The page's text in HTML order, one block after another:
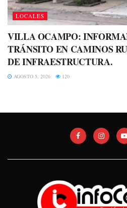
LOCALES
VILLA OCAMPO:
TRÁNSITO EN CAMINOS
DE INFRAESTRUCTURA.
AGOSTO 5, 2026 120